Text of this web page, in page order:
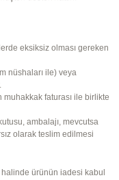
eksiksiz olması gereken
nüshaları ile) veya
faturası ile birlikte
ambalajı, mevcutsa
olarak teslim edilmesi
ürünün iadesi kabul